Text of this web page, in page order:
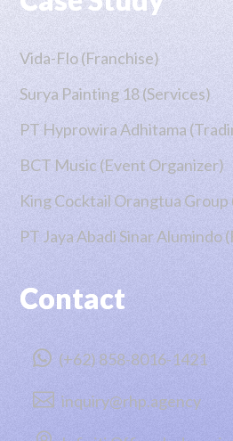
Vida-Flo (Franchise)
Surya Painting 18 (Services)
PT Hyprowira Adhitama
BCT Music (Event Organizer)
King Cocktail Orangtua Group
PT Jaya Abadi Sinar Alumindo
Contact
 (+62) 858-8016-1421
 inquiry@rhp.agency